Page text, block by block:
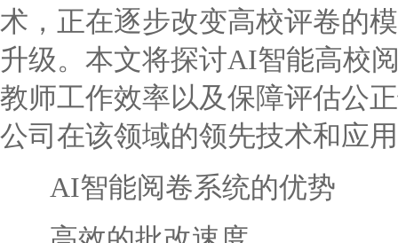
术，正在逐步改变高校评卷的
升级。本文将探讨AI智能高校
教师工作效率以及保障评估公
公司在该领域的领先技术和应
AI智能阅卷系统的优势